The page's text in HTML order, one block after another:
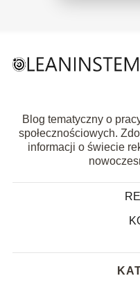
Blog tematyczny o
społecznościowych.
informacji o świecie